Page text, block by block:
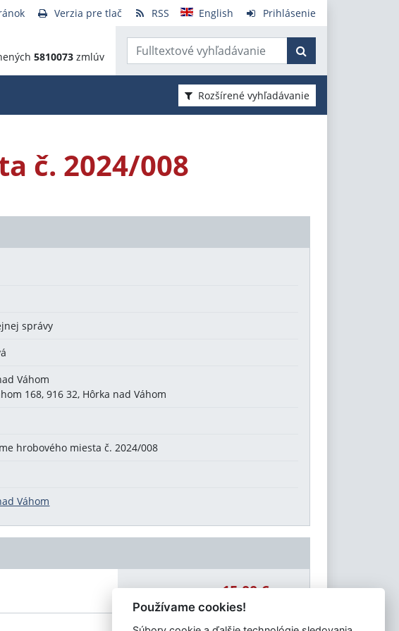
Verzia pre tlač RSS English Prihlásenie
5810073 zmlúv
Rozšírené vyhľadávanie
č. 2024/008
správy
Váhom
168, 916 32, Hôrka nad Váhom
hrobového miesta č. 2024/008
Váhom
Celková čiastka: 15,00 €
Používame cookies!